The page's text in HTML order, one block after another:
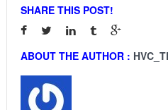
SHARE THIS POST!
ABOUT THE AUTHOR :